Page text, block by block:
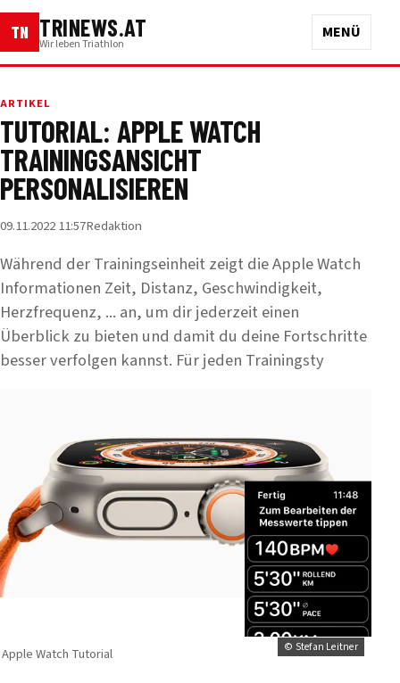
TN TRINEWS.AT
Wir leben Triathlon
MENÜ
ARTIKEL
TUTORIAL: APPLE WATCH
TRAININGSANSICHT
PERSONALISIEREN
09.11.2022 11:57Redaktion
Während der Trainingseinheit zeigt die Apple Watch
Informationen Zeit, Distanz, Geschwindigkeit,
Herzfrequenz, ... an, um dir jederzeit einen
Überblick zu bieten und damit du deine Fortschritte
besser verfolgen kannst. Für jeden Trainingsty
© Stefan Leitner
Apple Watch Tutorial